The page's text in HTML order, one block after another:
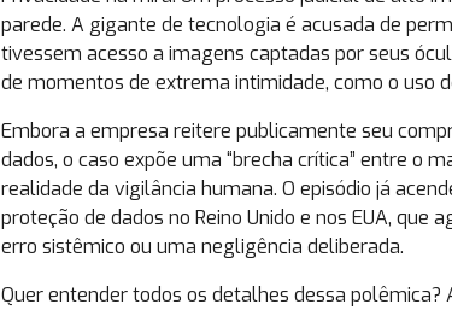
parede. A gigante de tecnologia é acusada de
tivessem acesso a imagens captadas por seus
de momentos de extrema intimidade, como o uso
Embora a empresa reitere publicamente seu
dados, o caso expõe uma “brecha crítica” entre o
realidade da vigilância humana. O episódio já
proteção de dados no Reino Unido e nos EUA, que
erro sistêmico ou uma negligência deliberada.
Quer entender todos os detalhes dessa polêmica?